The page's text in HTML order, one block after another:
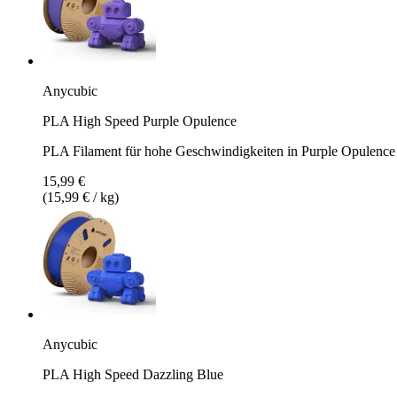
Anycubic
PLA High Speed Purple Opulence
PLA Filament für hohe Geschwindigkeiten in Purple Opulence
15,99 €
(15,99 € / kg)
Anycubic
PLA High Speed Dazzling Blue